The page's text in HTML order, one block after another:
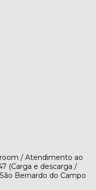
/ Atendimento ao
(Carga e descarga /
Bernardo do Campo